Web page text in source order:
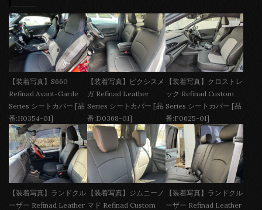
【装着写真】S660
Refinad Avant-Garde
Series シートカバー [品
番:H0354-01]
【装着写真】ピクシスメ
ガ Refinad Leather
Series シートカバー [品
番:D0368-01]
【装着写真】クロストレ
ック Refinad Custom
Series シートカバー [品
番:F0625-01]
【装着写真】ランドクル
ーザー Refinad Leather
【装着写真】ジムニーノ
マド Refinad Custom
【装着写真】ランドクル
ーザー Refinad Leather